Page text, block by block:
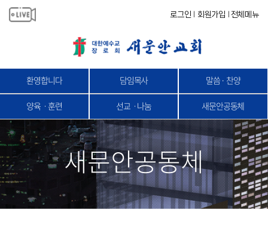
로그인 회원가입 전체메뉴
환영합니다 담임목사 말씀 · 찬양
양육ㆍ훈련 선교ㆍ나눔 새문안공동체
새문안공동체